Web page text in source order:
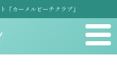
「カーメルビーチクラブ」